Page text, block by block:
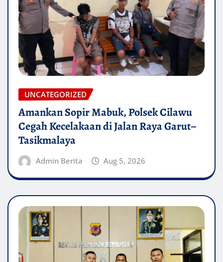
UNCATEGORIZED
Amankan Sopir Mabuk, Polsek Cilawu
Cegah Kecelakaan di Jalan Raya Garut–
Tasikmalaya
Admin Berita Aug 5, 2026